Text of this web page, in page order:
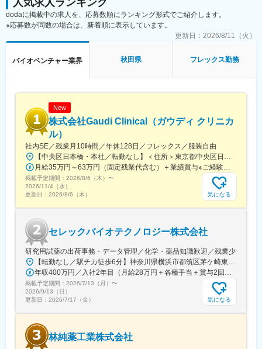
売実績があり、研究段階に留まらず、世界の医療現場で使われて
いる製品を持つ点が大きな強みです。
■外科 × 再生医療 × DDSに展開できる成長性：
現在の主力は外科・内視鏡領域ですが、同じ技術を使って組織再
期での事業拡張余地が大きい企業です。
変更の範囲：会社の定める業務
発生しません。
■手術の立ち会いもなく、ワークライフバランスが整えやすい環境
です。
裁量をもって事業成長フェーズを牽引ができる：
在は開拓した市場をスケールするフェーズです。今後製品のパイ
【当社について】
自己組織化ペプチド技術に関する様々な権利をもとに、医療機器
事業、研究試薬事業、ライセンス事業を柱としてグローバルな事
業を展開しています。
マサチューセッツ工科大（MIT）からライセンスを受けているペプ
チド技術をコアとし、再生医療や外科医療、細胞医療、創薬技術
の分野で実用化を目指す技術の開発及び自社製品開発に取り組ん
でいます。
■MIT発の独自技術を核にした高い技術力：
MITで生まれた「自己組織化ペプチド技術」を基盤とし、他社が簡
単に真似できない医療用バイオマテリアルを保有・独占的に活用
しています。高い生体適合性と安全性が評価されています。
■すでに実用化されているグローバル医療ビジネス：
止血材「ピュアスタット」などは、日本・欧州・米国で承認・販
売実績があり、研究段階に留まらず、世界の医療現場で使われて
いる製品を持つ点が大きな強みです。
生医療やドラッグデリバリー（DDS）にも応用可能なため、中長
期での事業拡張余地が大きい企業です。
人気求人ランキング
dodaに掲載中の求人を、応募数順にランキング形式でご紹介します。
※応募数が同数の場合は、新着順に表示しています。
更新日： 2026/8/11（火）
バイオベンチャー業界 秋田県 フレックス勤務
New
株式会社Gaudi Clinical（ガウディ クリニカ
ル）
社内SE／残業月10時間／年休128日／フレックス／服装自由
【中央区日本橋・本社／転勤なし】＜住所＞東京都中央区日本橋本町4-8-15 ネオカワイビル10F＜アクセス＞・JR「新日本橋駅」から徒歩1分、「神田駅」から徒歩8分・東京メトロ「三越前駅」から徒歩5分、「小伝馬町駅」から徒歩5分※受動喫煙対策あり（屋内全面禁煙）
月給35万円～63万円（固定残業代含む）＋業績賞与※ご経験・スキルを考慮の上決定いたします※固定残業代は、時間外労働の有無にかかわらず月35時間分を、月8万3400円～15万円支給。（35時間を超える時間外労働分は追加で支給）
掲載予定期間： 2026/8/6（木） 〜
2026/11/4（水）
更新日： 2026/8/6（木） 気になる
セレックバイオテクノロジー株式会社
研究用試薬の出荷事務・データ管理／化学・薬品知識歓迎／残業少
【転勤なし／駅チカ徒歩6分】神奈川県横浜市都筑区茅ケ崎東4-5-34 長沢ビル＊U.Iターン歓迎
年収400万円／入社2年目（月給28万円＋各種手当＋賞与2回） 年収500万円／入社5年目（月給30万円＋各種手当＋賞与2回）
掲載予定期間： 2026/7/13（月） 〜
2026/9/13（日）
更新日： 2026/7/17（金） 気になる
林純薬工業株式会社